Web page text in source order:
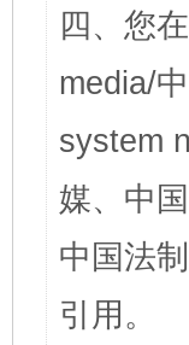
四、您
media/
system
媒、中
中国法
引用。